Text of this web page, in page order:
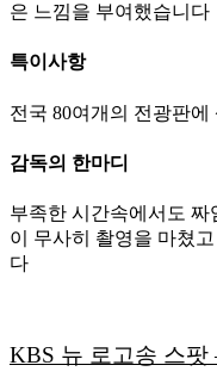
은 느낌을 부여했습니다
특이사항
전국 80여개의 전광판
감독의 한마디
부족한 시간속에서도 짜
이 무사히 촬영을 마쳤
다
KBS 뉴 로고송 스팟